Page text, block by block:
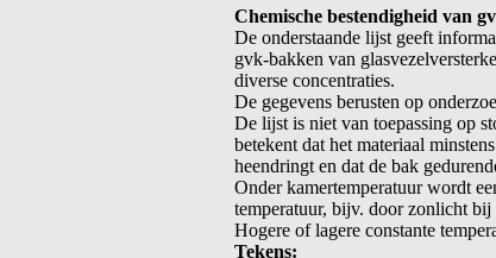
Chemische bestendigheid van
De onderstaande lijst geeft
gvk-bakken van
diverse concentraties.
De gegevens berusten op
De lijst is niet van toepassing op
betekent dat het materiaal
heendringt en dat de bak
Onder kamertemperatuur wordt
temperatuur, bijv. door zonlicht bij
Hogere of lagere constante
Tekens: